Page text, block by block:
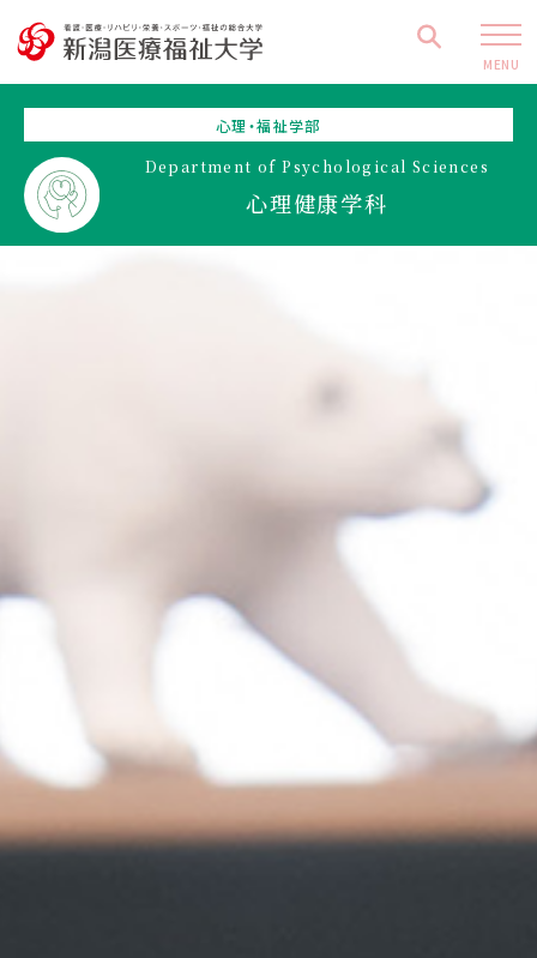
MENU
心理・福祉学部
Department of Psychological Sciences
心理健康学科